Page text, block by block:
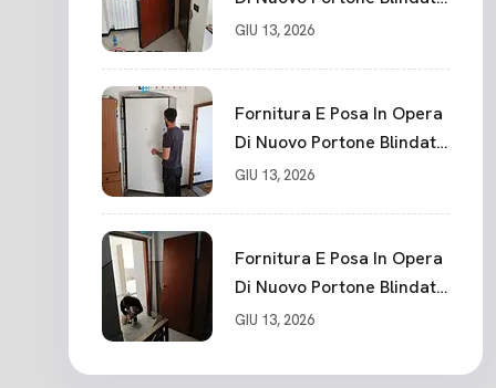
La Spezia
GIU 13, 2026
Fornitura E Posa In Opera
Di Nuovo Portone Blindato
Classe 3 Sicurezza
GIU 13, 2026
Fornitura E Posa In Opera
Di Nuovo Portone Blindato
Ceparana
GIU 13, 2026